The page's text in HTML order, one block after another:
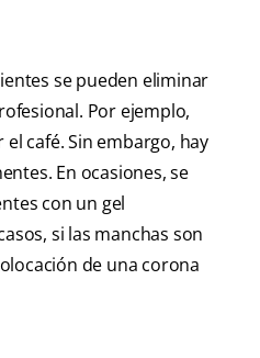
se pueden eliminar
Por ejemplo,
café. Sin embargo, hay
En ocasiones, se
con un gel
si las manchas son
de una corona